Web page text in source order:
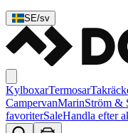
SE/sv
KylboxarTermosar
CampervanMarinStröm &
favoriterSaleHandla efter